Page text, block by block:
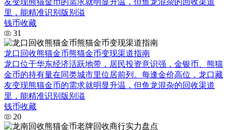
里，能精准识别版别溢
钱币收藏
31
龙口回收熊猫金币熊猫金币变现渠道指南
龙口位于华东经济活跃地带，居民投资意识强，金银币、熊猫
金币的持有量在同类城市里位居前列。每逢金价高位，龙口藏
友变现熊猫金币的需求就明显升温，但鱼龙混杂的回收渠道
里，能精准识别版别溢
钱币收藏
20